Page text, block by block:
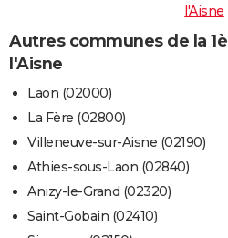
l'Aisne
Autres communes de la
l'Aisne
Laon (02000)
La Fère (02800)
Villeneuve-sur-Aisne (02190)
Athies-sous-Laon (02840)
Anizy-le-Grand (02320)
Saint-Gobain (02410)